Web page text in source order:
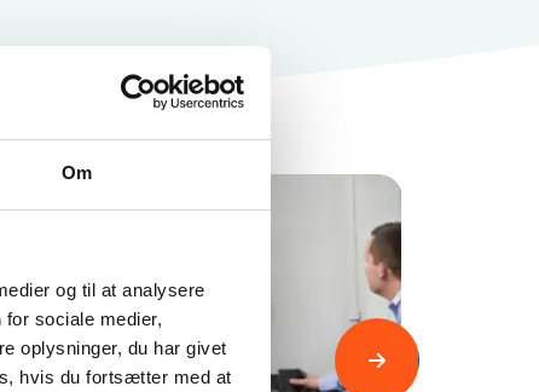
Om
og til at analysere
sociale medier,
oplysninger, du har givet
hvis du fortsætter med at